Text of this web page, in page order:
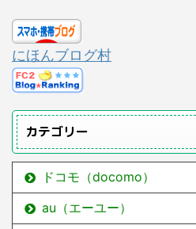
にほんブログ村
カテゴリー
ドコモ（docomo）
au（エーユー）